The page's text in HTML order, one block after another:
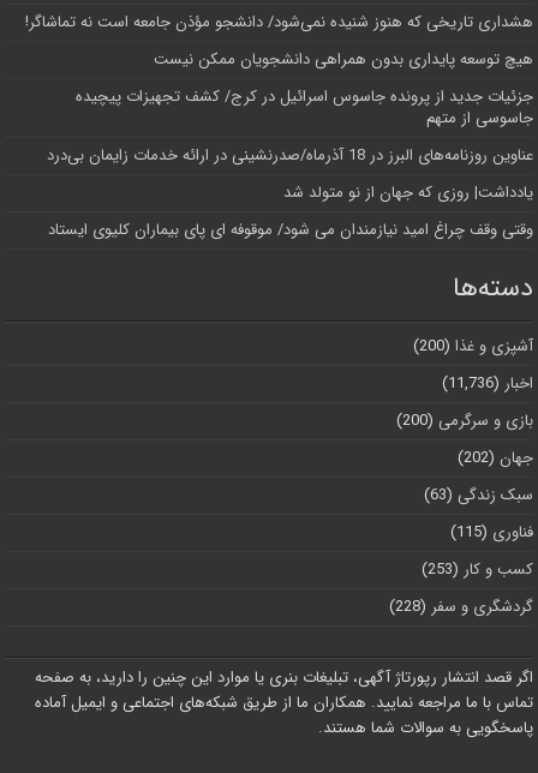
هشداری تاریخی که هنوز شنیده نمی‌شود/ دانشجو مؤذن جامعه است نه تماشاگر!
هیچ توسعه پایداری بدون همراهی دانشجویان ممکن نیست
جزئیات جدید از پرونده جاسوس اسرائیل در کرج/‌ کشف تجهیزات پیچیده
جاسوسی از متهم
عناوین روزنامه‌های البرز در ‌18 آذرماه/صدرنشینی در ارائه خدمات زایمان بی‌درد
یادداشت| روزی که جهان از نو متولد شد
وقتی وقف چراغ امید نیازمندان می شود/ موقوفه ای پای بیماران کلیوی ایستاد
دسته‌ها
آشپزی و غذا (200)
اخبار (11,736)
بازی و سرگرمی (200)
جهان (202)
سبک زندگی (63)
فناوری (115)
کسب و کار (253)
گردشگری و سفر (228)
اگر قصد انتشار رپورتاژ آگهی، تبلیغات بنری یا موارد این چنین را دارید، به صفحه
تماس با ما مراجعه نمایید. همکاران ما از طریق شبکه‌های اجتماعی و ایمیل آماده
پاسخگویی به سوالات شما هستند.